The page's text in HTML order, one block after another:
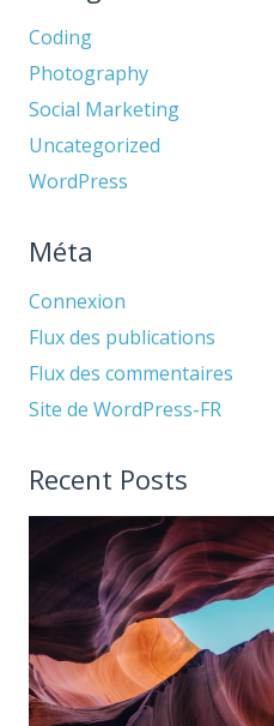
Coding
Photography
Social Marketing
Uncategorized
WordPress
Méta
Connexion
Flux des publications
Flux des commentaires
Site de WordPress-FR
Recent Posts